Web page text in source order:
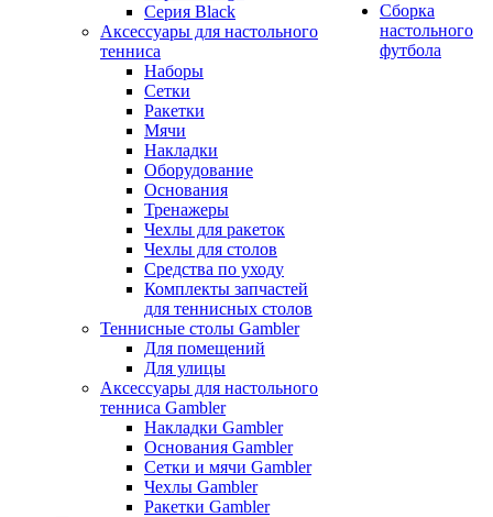
Серия Black
Аксессуары для настольного
тенниса
Наборы
Сетки
Ракетки
Мячи
Накладки
Оборудование
Основания
Тренажеры
Чехлы для ракеток
Чехлы для столов
Средства по уходу
Комплекты запчастей
для теннисных столов
Теннисные столы Gambler
Для помещений
Для улицы
Аксессуары для настольного
тенниса Gambler
Накладки Gambler
Основания Gambler
Сетки и мячи Gambler
Чехлы Gambler
Ракетки Gambler
Сборка
настольного
футбола